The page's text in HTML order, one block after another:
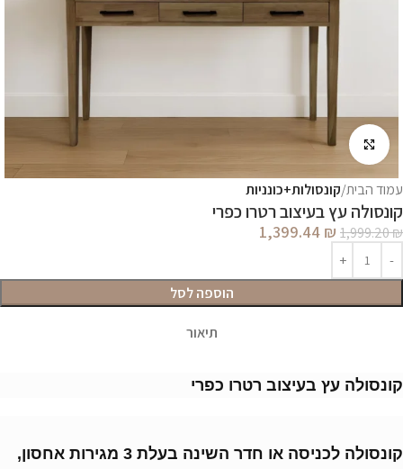
עמוד הבית קונסולות+כונניות
קונסולה עץ בעיצוב רטרו כפרי
1,999.20₪
1,399.44 ₪
הוספה לסל
תיאור
קונסולה עץ בעיצוב רטרו כפרי
קונסולה לכניסה או חדר השינה בעלת 3 מגירות אחסון,
לחץ להגדלה